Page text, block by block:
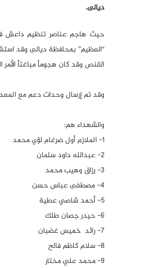
ديالى.
حيث هاجم عناصر تنظيم داعش
القنص وقد كان هجوماً مباغتاً
وقد تم إرسال وحدات دعم مع
والشهداء هم:
1- الملازم أول ضرغام لؤي محمد
2- عبدالله داود سلمان
3- رزاق وهيب محمد
4- مصطفى عباس حسن
5- أحمد شاصي عطية
6- حيدر جصان طلك
7- رائد خميس غضبان
8- سلام كاظم فالح
9- محمد علي مختار